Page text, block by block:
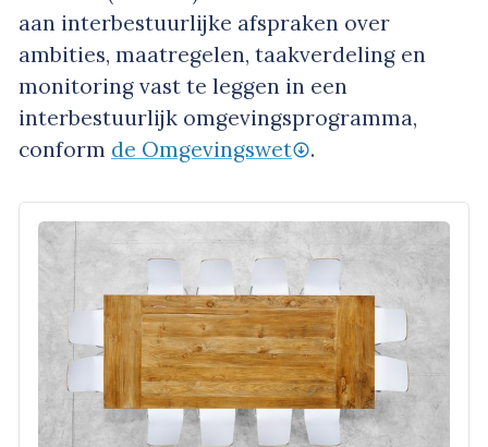
aan interbestuurlijke afspraken over
ambities, maatregelen, taakverdeling en
monitoring vast te leggen in een
interbestuurlijk omgevingsprogramma,
conform de Omgevingswet .